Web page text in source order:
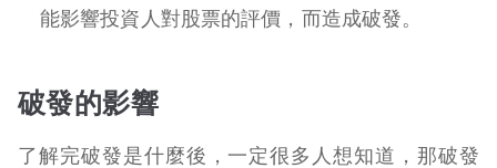
能影響投資人對股票的評價，而造成破發。
破發的影響
了解完破發是什麼後，一定很多人想知道，那破發